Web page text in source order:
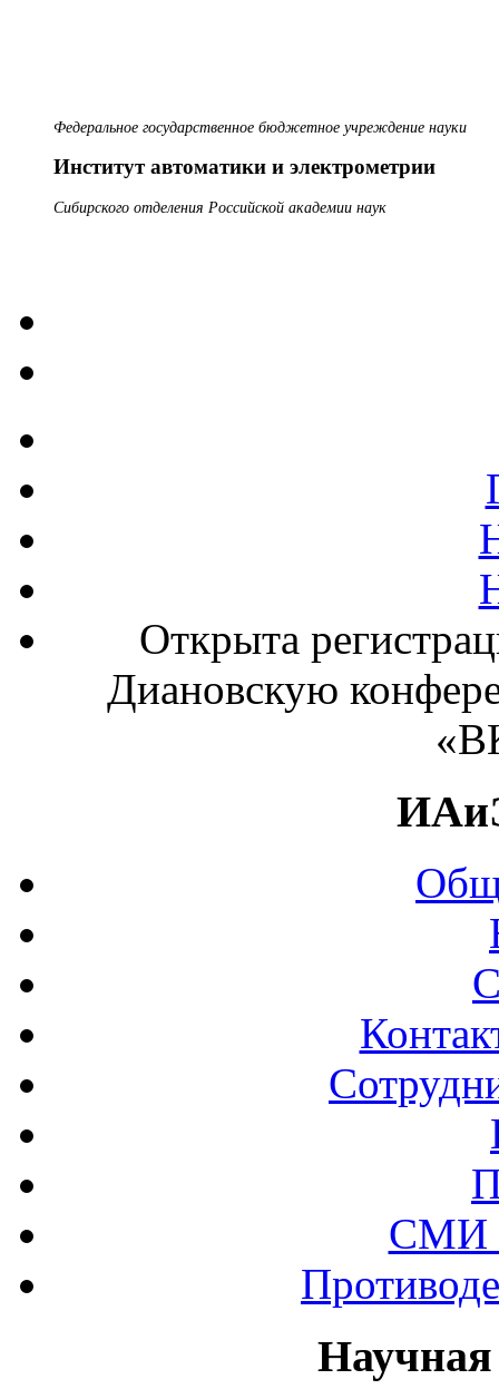
Федеральное государственное бюджетное учреждение науки
Институт автоматики и электрометрии
Сибирского отделения Российской академии наук
Открыта
Диановскую
СМИ
Научная